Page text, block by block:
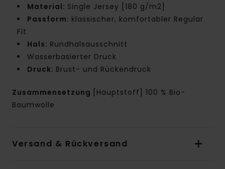
Material: Single Jersey [180 g/m2]
Passform: klassischer, komfortabler Regular
Fit
Hals: Rundhalsausschnitt
Wasserbasierter Druck
Druck: Brust- und Rückendruck
Zusammensetzung
[Hauptstoff] 100 % Bio-
Baumwolle
Versand & Rückversand